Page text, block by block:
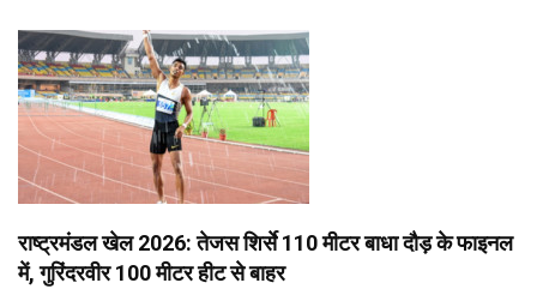
राष्ट्रमंडल खेल 2026: तेजस शिर्से 110 मीटर बाधा दौड़ के फाइनल
में, गुरिंदरवीर 100 मीटर हीट से बाहर